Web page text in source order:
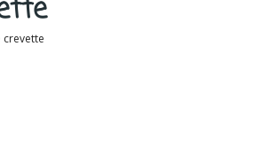
crevette